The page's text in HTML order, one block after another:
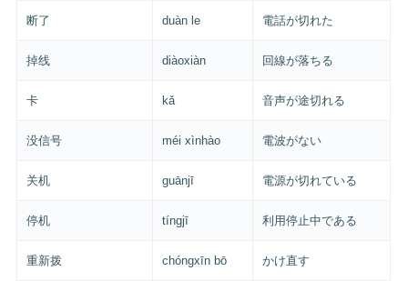
断了 duàn le 電話が切れた
掉线 diàoxiàn 回線が落ちる
卡 kǎ 音声が途切れる
没信号 méi xìnhào 電波がない
关机 guānjī 電源が切れている
停机 tíngjī 利用停止中である
重新拨 chóngxīn bō かけ直す